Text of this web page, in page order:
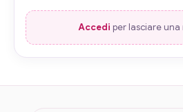
Accedi per lasciare